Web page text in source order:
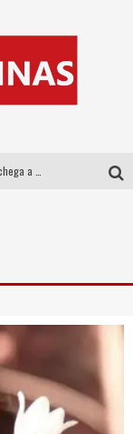
Yan traz a turnê nacional do PagodYANdo para Belo Horizonte